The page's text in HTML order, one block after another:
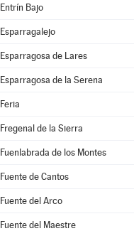
Entrín Bajo
Esparragalejo
Esparragosa de Lares
Esparragosa de la Serena
Feria
Fregenal de la Sierra
Fuenlabrada de los Montes
Fuente de Cantos
Fuente del Arco
Fuente del Maestre